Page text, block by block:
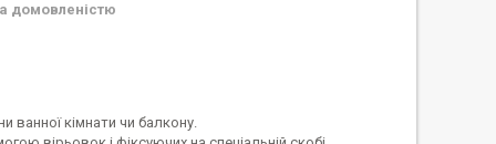
домовленістю
ванної кімнати чи балкону.